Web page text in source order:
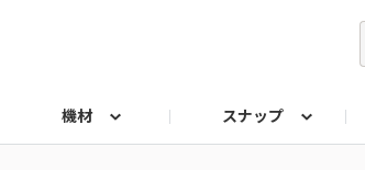
機材 スナップ